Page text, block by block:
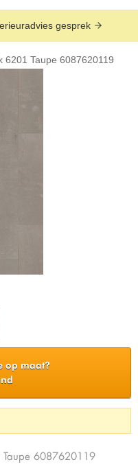
gesprek
6201 Taupe 6087620119
op maat?
6087620119